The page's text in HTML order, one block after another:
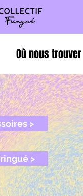
Où nous trouver
>
>